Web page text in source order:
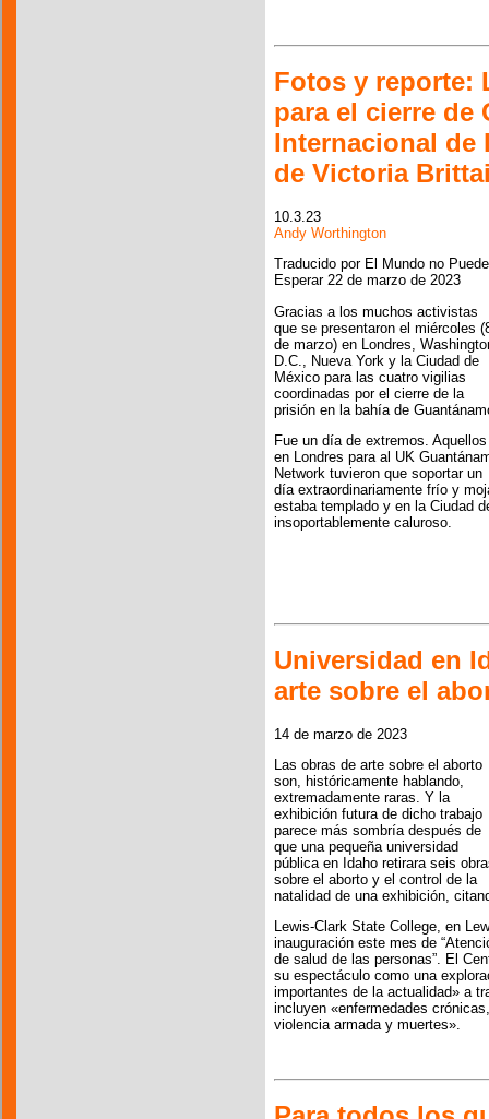
Fotos y reporte:
para el cierre de
Internacional de
de Victoria
10.3.23
Andy Worthington
Traducido por El Mundo no Puede
Esperar 22 de marzo de 2023
Gracias a los muchos activistas
que se presentaron el miércoles
de marzo) en Londres,
D.C., Nueva York y la Ciudad de
México para las cuatro vigilias
coordinadas por el cierre de la
prisión en la bahía de
Fue un día de extremos. Aquellos
en Londres para al UK
Network tuvieron que soportar un
día extraordinariamente frío y
estaba templado y en la Ciudad
insoportablemente caluroso.
Universidad en
arte sobre el
14 de marzo de 2023
Las obras de arte sobre el aborto
son, históricamente hablando,
extremadamente raras. Y la
exhibición futura de dicho trabajo
parece más sombría después de
que una pequeña universidad
pública en Idaho retirara seis
sobre el aborto y el control de la
natalidad de una exhibición,
Lewis-Clark State College, en
inauguración este mes de
de salud de las personas”. El
su espectáculo como una
importantes de la actualidad» a
incluyen «enfermedades
violencia armada y muertes».